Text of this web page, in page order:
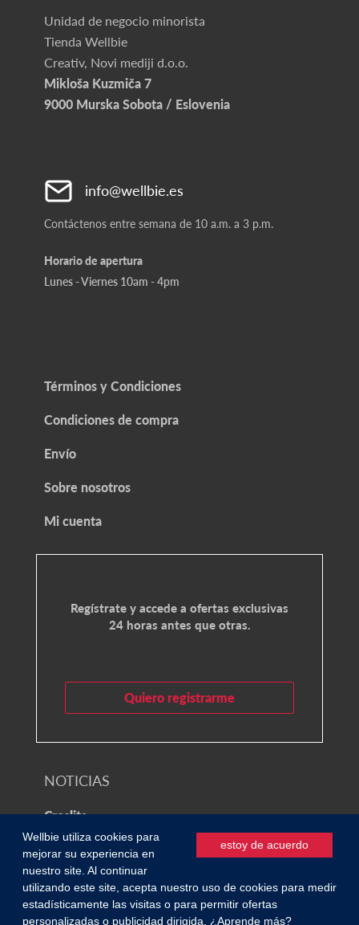
Unidad de negocio minorista
Tienda Wellbie
Creativ, Novi mediji d.o.o.
Mikloša Kuzmiča 7
9000 Murska Sobota / Eslovenia
info@wellbie.es
Contáctenos entre semana de 10 a.m. a 3 p.m.
Horario de apertura
Lunes - Viernes 10am - 4pm
Términos y Condiciones
Condiciones de compra
Envío
Sobre nosotros
Mi cuenta
Regístrate y accede a ofertas exclusivas
24 horas antes que otras.
Quiero registrarme
NOTICIAS
Croslita
© 2021 Wellbie
Política de privacidad/Condiciones de uso
estoy de acuerdo
Wellbie utiliza cookies para
mejorar su experiencia en
nuestro site. Al continuar
utilizando este site, acepta nuestro uso de cookies para medir
estadísticamente las visitas o para permitir ofertas
personalizadas o publicidad dirigida. ¿Aprende más?